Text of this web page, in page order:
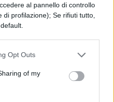
al pannello di controllo
profilazione); Se rifiuti tutto,
Opt Outs
of my
le tue
vivi le ore di ozio e
periodo.